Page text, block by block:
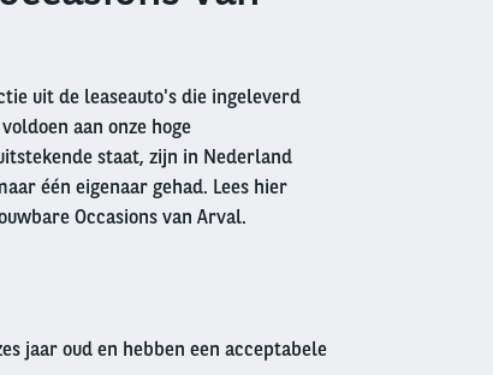
uit de leaseauto's die ingeleverd
aan onze hoge
staat, zijn in Nederland
één eigenaar gehad. Lees hier
Occasions van Arval.
jaar oud en hebben een acceptabele